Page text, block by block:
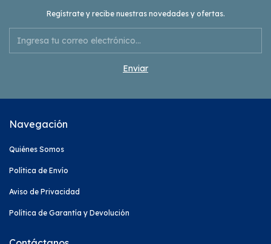
Regístrate y recibe nuestras novedades y ofertas.
Navegación
Quiénes Somos
Política de Envío
Aviso de Privacidad
Política de Garantía y Devolución